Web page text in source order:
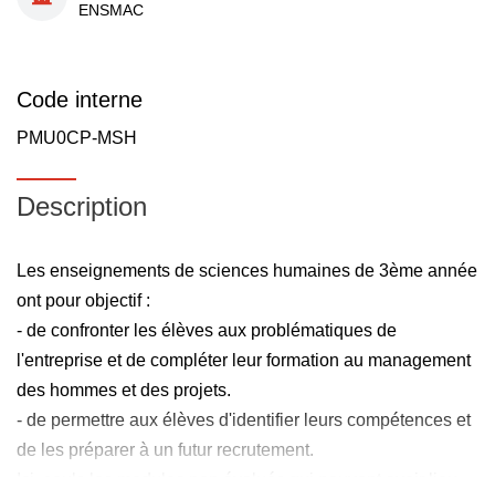
ENSMAC
Code interne
PMU0CP-MSH
Description
Les enseignements de sciences humaines de 3ème année
ont pour objectif :
- de confronter les élèves aux problématiques de
l'entreprise et de compléter leur formation au management
des hommes et des projets.
- de permettre aux élèves d'identifier leurs compétences et
de les préparer à un futur recrutement.